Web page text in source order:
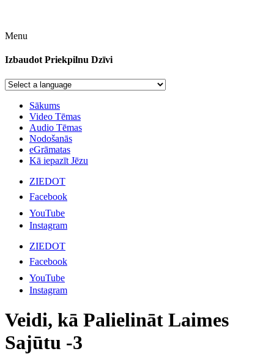
Menu
Izbaudot Priekpilnu Dzīvi
Sākums
Video Tēmas
Audio Tēmas
Nodošanās
eGrāmatas
Kā iepazīt Jēzu
ZIEDOT
Facebook
YouTube
Instagram
ZIEDOT
Facebook
YouTube
Instagram
Veidi, kā Palielināt Laimes
Sajūtu -3